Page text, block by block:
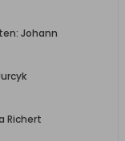
Johann
Richert